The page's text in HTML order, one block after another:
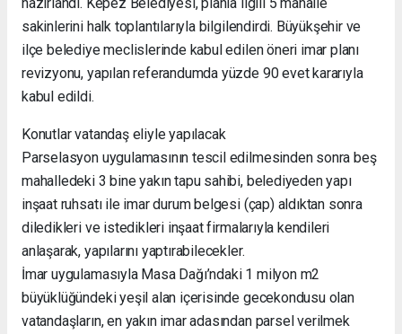
sakinlerini halk toplantılarıyla bilgilendirdi. Büyükşehir ve
ilçe belediye meclislerinde kabul edilen öneri imar planı
revizyonu, yapılan referandumda yüzde 90 evet kararıyla
kabul edildi.
Konutlar vatandaş eliyle yapılacak
Parselasyon uygulamasının tescil edilmesinden sonra beş
mahalledeki 3 bine yakın tapu sahibi, belediyeden yapı
inşaat ruhsatı ile imar durum belgesi (çap) aldıktan sonra
diledikleri ve istedikleri inşaat firmalarıyla kendileri
anlaşarak, yapılarını yaptırabilecekler.
İmar uygulamasıyla Masa Dağı’ndaki 1 milyon m2
büyüklüğündeki yeşil alan içerisinde gecekondusu olan
vatandaşların, en yakın imar adasından parsel verilmek